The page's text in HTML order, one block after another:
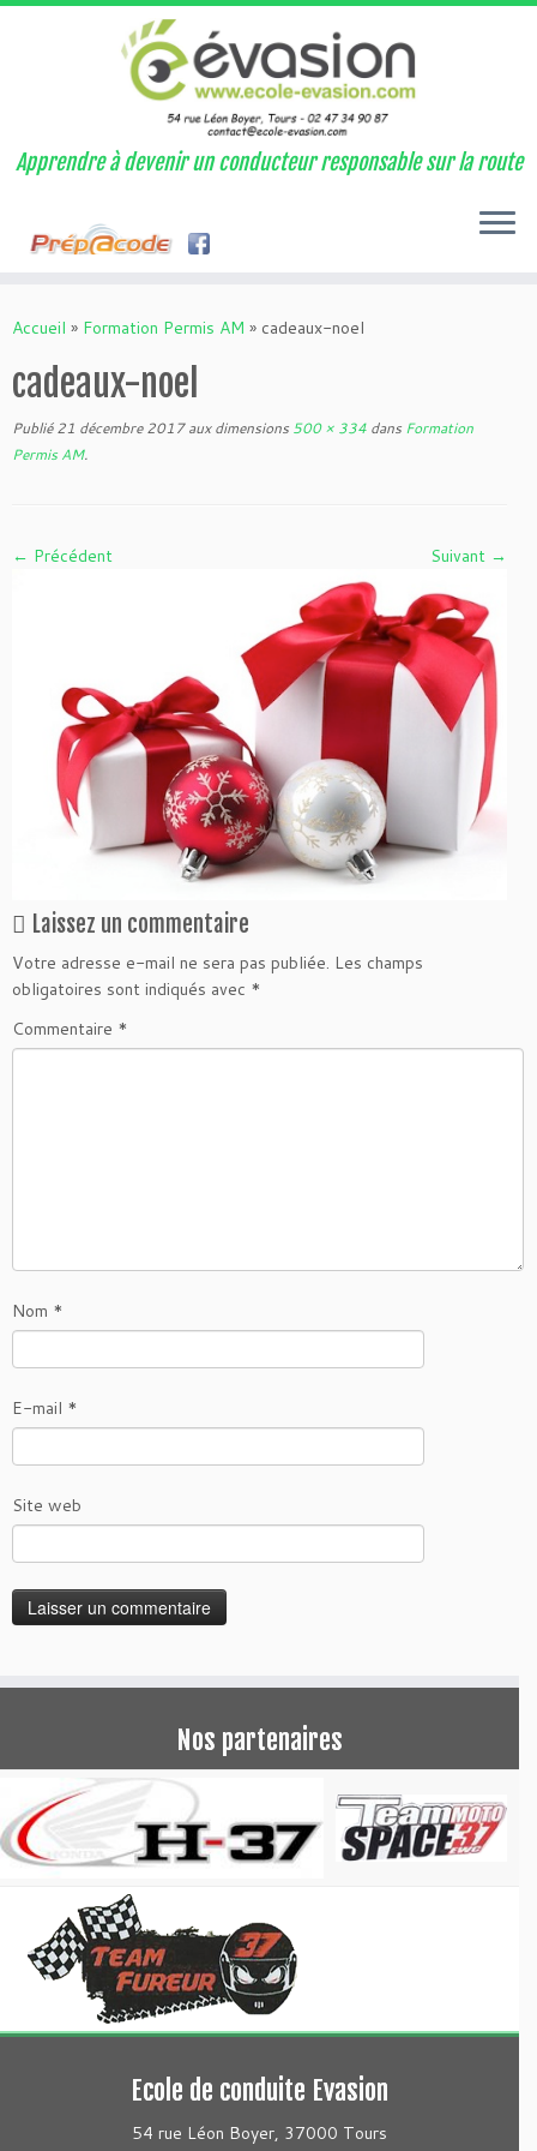
au
Apprendre à devenir un conducteur responsable sur la route
Accueil » Formation Permis AM » cadeaux-noel
cadeaux-noel
Publié 21 décembre 2017aux dimensions 500 × 334 dans Formation
Permis AM.
← Précédent Suivant →
Laissez un commentaire
Votre adresse e-mail ne sera pas publiée. Les champs
obligatoires sont indiqués avec *
Commentaire *
Nom *
E-mail *
Site web
Nos partenaires
Ecole de conduite Evasion
54 rue Léon Boyer, 37000 Tours